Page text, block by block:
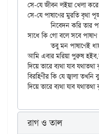
সে-যে জীবন লইয়া খেলা
সে-যে পাষাণের মুরতি বৃথা
	নিবেদন করি তার পায়:
সাধে কি গো বলে সবে
	তবু মন পাষাণেই ধায় (সখি রে)।
আমি এবার মরিয়া পুরুষ
দিয়ে তারে ব্যথা যাব
বিরহিণীর কি যে জ্বালা তখনি
রাগ ও তাল